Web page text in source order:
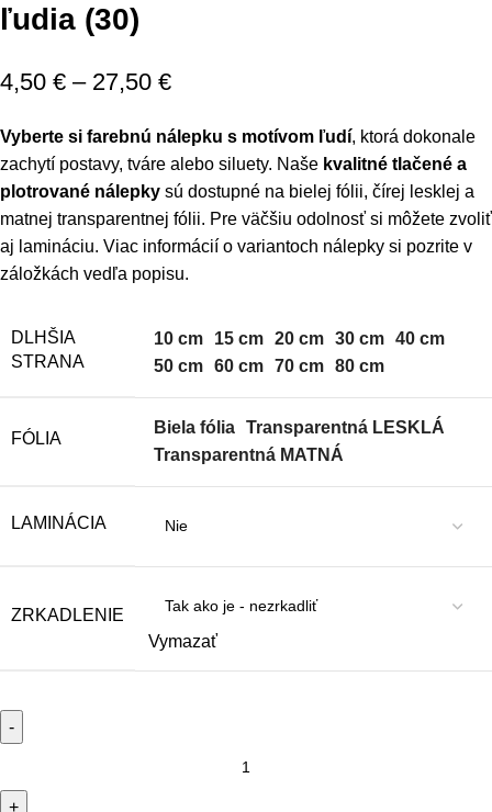
ľudia (30)
4,50 € – 27,50 €
Vyberte si farebnú nálepku s motívom ľudí, ktorá dokonale
zachytí postavy, tváre alebo siluety. Naše kvalitné tlačené a
plotrované nálepky sú dostupné na bielej fólii, čírej lesklej a
matnej transparentnej fólii. Pre väčšiu odolnosť si môžete zvoliť
aj lamináciu. Viac informácií o variantoch nálepky si pozrite v
záložkách vedľa popisu.
DLHŠIA
STRANA
10 cm 15 cm 20 cm 30 cm 40 cm
50 cm 60 cm 70 cm 80 cm
FÓLIA
Biela fólia Transparentná LESKLÁ
Transparentná MATNÁ
LAMINÁCIA
ZRKADLENIE
Vymazať